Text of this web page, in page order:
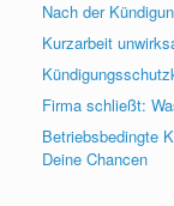
Nach der
Kurzarbeit
Firma schließt:
Betriebsbedingte
Deine Chancen